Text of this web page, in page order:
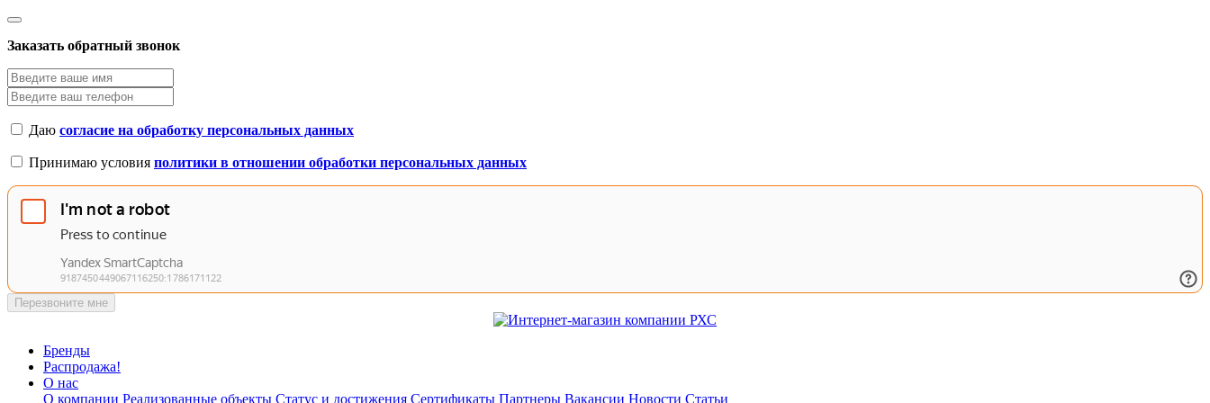
Заказать обратный звонок
Даю согласие на обработку персональных данных
Принимаю условия политики в отношении обработки персональных данных
Перезвоните мне
Бренды
Распродажа!
О нас
О компании Реализованные объекты Статус и достижения Сертификаты Партнеры Вакансии Новости Статьи